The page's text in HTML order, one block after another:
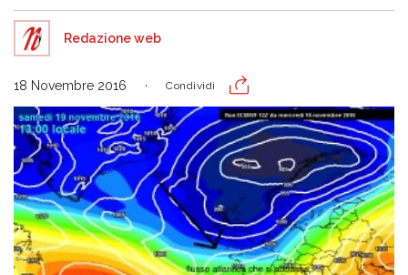
Redazione web
18 Novembre 2016 Condividi